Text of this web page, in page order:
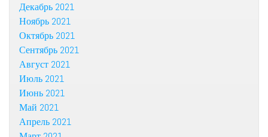
Декабрь 2021
Ноябрь 2021
Октябрь 2021
Сентябрь 2021
Август 2021
Июль 2021
Июнь 2021
Май 2021
Апрель 2021